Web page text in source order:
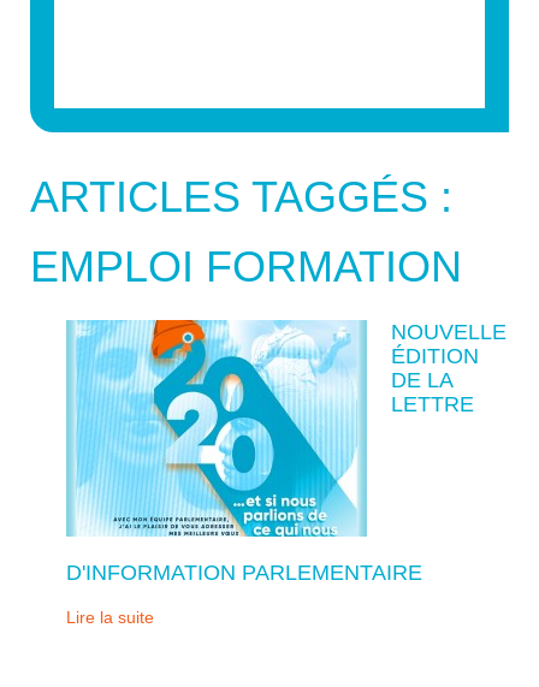
ARTICLES TAGGÉS :
EMPLOI FORMATION
NOUVELLE
ÉDITION
DE LA
LETTRE
D'INFORMATION PARLEMENTAIRE
Lire la suite